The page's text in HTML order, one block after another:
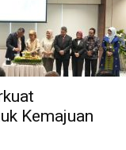
Kemajuan